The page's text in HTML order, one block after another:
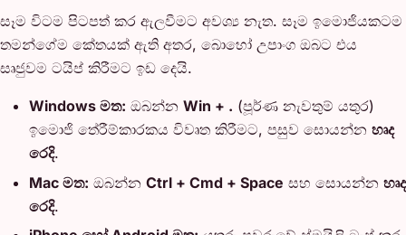
සෑම විටම පිටපත් කර ඇලවීමට අවශ්‍ය නැත. සෑම ඉමොජියකටම
තමන්ගේම කේතයක් ඇති අතර, බොහෝ උපාංග ඔබට එය
සෘජුවම ටයිප් කිරීමට ඉඩ දෙයි.
Windows මත: ඔබන්න Win + . (පූර්ණ නැවතුම් යතුර)
ඉමොජි තේරීම්කාරකය විවෘත කිරීමට, පසුව සොයන්න හෘද
රෙදි.
Mac මත: ඔබන්න Ctrl + Cmd + Space සහ සොයන්න හෘද
රෙදි.